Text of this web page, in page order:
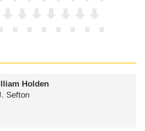
Holden
Sefton